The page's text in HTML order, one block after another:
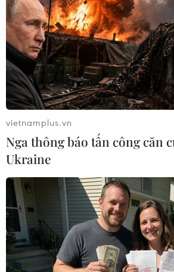
nhất trong cuộc chiến chống COVID-
Gần 17.000 nhân viên y tế ở
COVID-19, đa số là nữ giới
18/04/2020 00:16
vietnamplus.vn
Nga thông báo tấn công căn
Ukraine